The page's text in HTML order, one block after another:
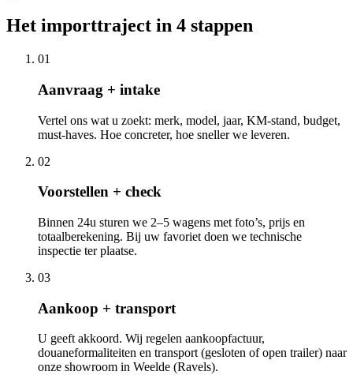
Het importtraject in 4 stappen
01
Aanvraag + intake
Vertel ons wat u zoekt: merk, model, jaar, KM-stand, budget,
must-haves. Hoe concreter, hoe sneller we leveren.
02
Voorstellen + check
Binnen 24u sturen we 2–5 wagens met foto’s, prijs en
totaalberekening. Bij uw favoriet doen we technische
inspectie ter plaatse.
03
Aankoop + transport
U geeft akkoord. Wij regelen aankoopfactuur,
douaneformaliteiten en transport (gesloten of open trailer) naar
onze showroom in Weelde (Ravels).